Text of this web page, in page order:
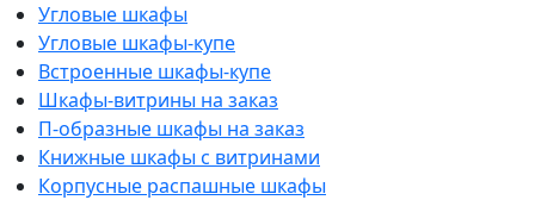
Угловые шкафы
Угловые шкафы-купе
Встроенные шкафы-купе
Шкафы-витрины на заказ
П-образные шкафы на заказ
Книжные шкафы с витринами
Корпусные распашные шкафы